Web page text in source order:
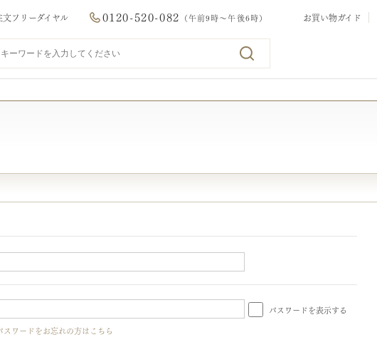
文フリーダイヤル 0120-520-082 （午前9時～午後6時） お買い物ガイド
パスワードを表示する
スワードをお忘れの方はこちら